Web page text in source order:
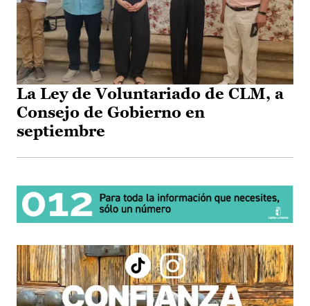
La Ley de Voluntariado de CLM, a
Consejo de Gobierno en
septiembre